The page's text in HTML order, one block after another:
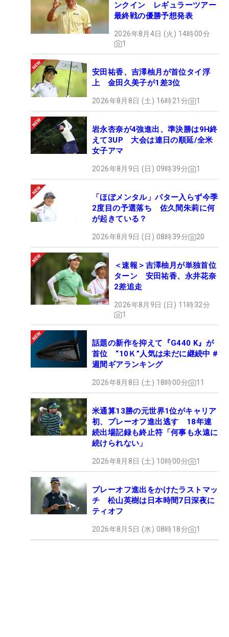
ンクイン レギュラーツアー
最終戦の優勝予想発表
2026年8月4日 (火) 14時00分
1
安田祐香、吉澤柚月が首位タイ浮
上 金田久美子が1差3位
2026年8月8日 (土) 16時21分 1
岩永杏奈が4強進出、準決勝は9H終
えて3UP 大会は連日の順延/全米
女子アマ
2026年8月9日 (日) 09時39分 1
「ほぼメンタル」パター入らず今季
2度目の予選落ち 佐久間朱莉に何
が起きている？
2026年8月9日 (日) 08時39分 20
＜速報＞吉澤柚月が単独首位
ターン 安田祐香、永井花奈
2差追走
2026年8月9日 (日) 11時32分
1
話題の新作を抑えて『G440 K』が
首位 “10Ｋ”人気は未だに継続中 #
週間ギアランキング
2026年8月8日 (土) 18時00分 11
米通算13勝の元世界1位がキャリア
初、プレーオフ進出逃す 18年連
続出場記録も終止符「何事も永遠に
続けられない」
2026年8月8日 (土) 10時00分 1
プレーオフ進出をかけたラストマッ
チ 松山英樹は日本時間7日深夜に
ティオフ
2026年8月5日 (水) 08時18分 1